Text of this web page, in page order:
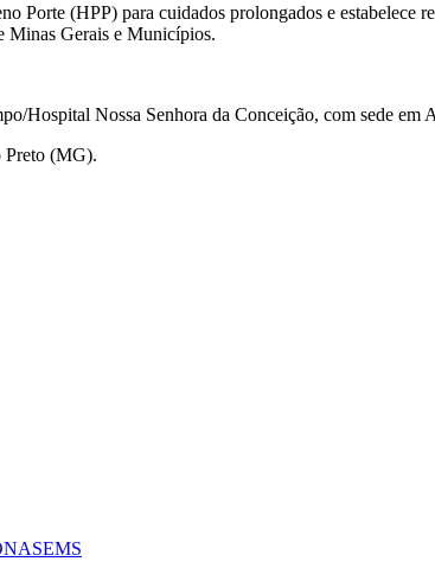
Porte (HPP) para cuidados prolongados e estabelece
Minas Gerais e Municípios.
Hospital Nossa Senhora da Conceição, com sede em
Preto (MG).